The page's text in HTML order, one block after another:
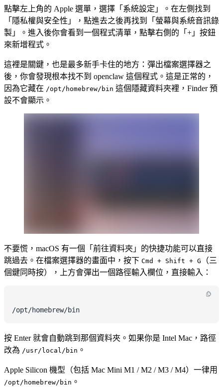
點擊左上角的 Apple 選單，選擇「系統設定」。在左側找到
「隱私權與安全性」，點進去之後再找到「螢幕與系統音訊錄
製」。進入後你會看到一個程式清單，點擊右側的「+」按鈕
來新增程式。
這裡是關鍵，也是最多新手卡住的地方：彈出檔案選擇器之
後，你會發現根本找不到 openclaw 這個程式。這是正常的，
因為它藏在 /opt/homebrew/bin 這個隱藏資料夾裡，Finder 預
設不會顯示。
不要慌，macOS 有一個「前往資料夾」的快捷功能可以直接
跳過去。在檔案選擇器的畫面中，按下 Cmd + Shift + G
（三
個鍵同時按），上方會彈出一個路徑輸入欄位，直接輸入：
/opt/homebrew/bin
按 Enter 就會自動跳到那個資料夾。如果你是 Intel Mac，路徑
改為 /usr/local/bin 。
Apple Silicon 機型（包括 Mac Mini M1 / M2 / M3 / M4）一律用
/opt/homebrew/bin 。